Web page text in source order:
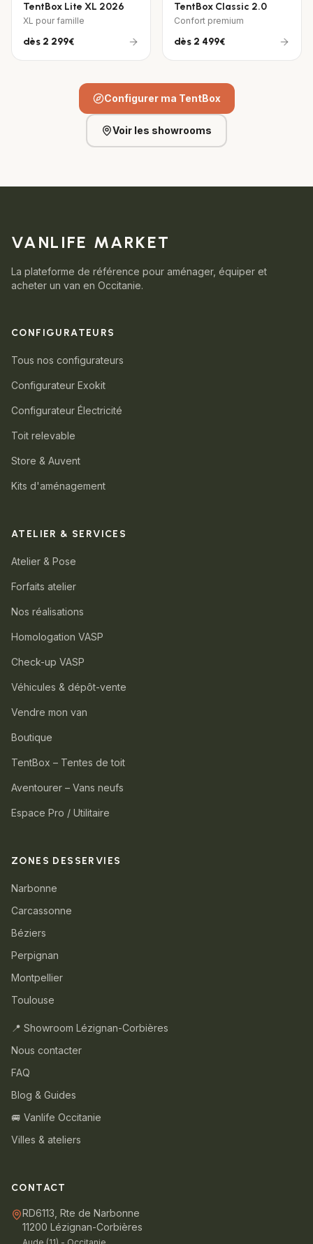
TentBox Lite XL 2026
XL pour famille
dès 2 299€
TentBox Classic 2.0
Confort premium
dès 2 499€
Configurer ma TentBox
Voir les showrooms
VANLIFE MARKET
La plateforme de référence pour aménager, équiper et
acheter un van en Occitanie.
CONFIGURATEURS
Tous nos configurateurs
Configurateur Exokit
Configurateur Électricité
Toit relevable
Store & Auvent
Kits d'aménagement
ATELIER & SERVICES
Atelier & Pose
Forfaits atelier
Nos réalisations
Homologation VASP
Check-up VASP
Véhicules & dépôt-vente
Vendre mon van
Boutique
TentBox – Tentes de toit
Aventourer – Vans neufs
Espace Pro / Utilitaire
ZONES DESSERVIES
Narbonne
Carcassonne
Béziers
Perpignan
Montpellier
Toulouse
📍 Showroom Lézignan-Corbières
Nous contacter
FAQ
Blog & Guides
🚐 Vanlife Occitanie
Villes & ateliers
CONTACT
RD6113, Rte de Narbonne
11200 Lézignan-Corbières